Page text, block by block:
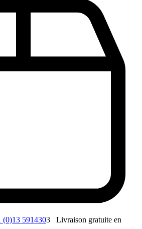
(0)13 5914303 Livraison gratuite en